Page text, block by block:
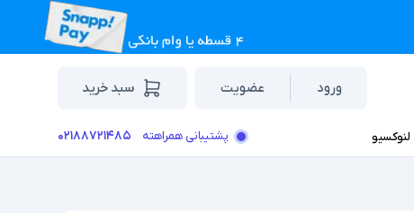
ورود عضویت سبد خرید
پشتیبانی همراهته ۰۲۱۸۸۷۲۱۴۸۵